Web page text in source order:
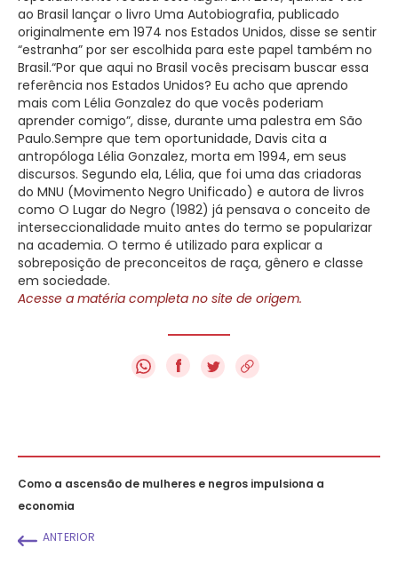
ao Brasil lançar o livro Uma Autobiografia, publicado
originalmente em 1974 nos Estados Unidos, disse se sentir
“estranha” por ser escolhida para este papel também no
Brasil.“Por que aqui no Brasil vocês precisam buscar essa
referência nos Estados Unidos? Eu acho que aprendo
mais com Lélia Gonzalez do que vocês poderiam
aprender comigo”, disse, durante uma palestra em São
Paulo.Sempre que tem oportunidade, Davis cita a
antropóloga Lélia Gonzalez, morta em 1994, em seus
discursos. Segundo ela, Lélia, que foi uma das criadoras
do MNU (Movimento Negro Unificado) e autora de livros
como O Lugar do Negro (1982) já pensava o conceito de
interseccionalidade muito antes do termo se popularizar
na academia. O termo é utilizado para explicar a
sobreposição de preconceitos de raça, gênero e classe
em sociedade.
Acesse a matéria completa no site de origem.
f
Como a ascensão de mulheres e negros impulsiona a
economia
ANTERIOR